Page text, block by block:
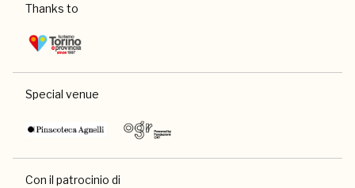
Thanks to
Special venue
Con il patrocinio di